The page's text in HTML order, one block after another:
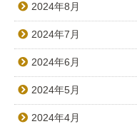
2024年8月
2024年7月
2024年6月
2024年5月
2024年4月